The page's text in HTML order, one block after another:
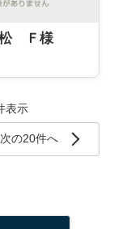
松 Ｆ様
表示
次の20件へ